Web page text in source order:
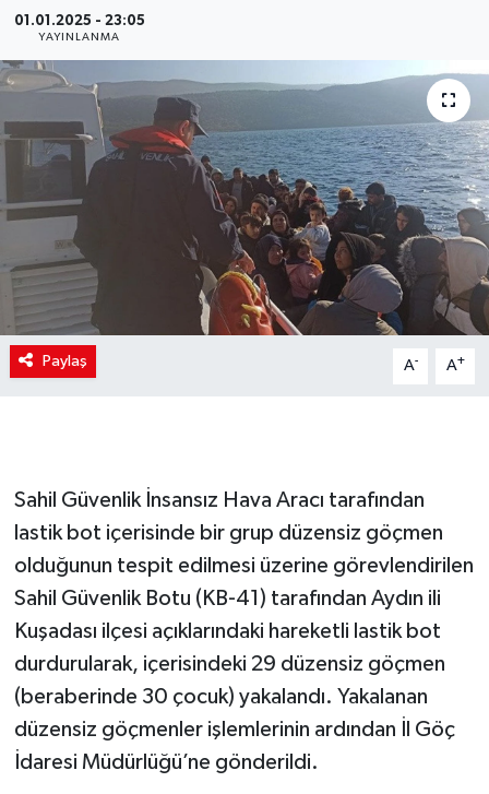
01.01.2025 - 23:05
YAYINLANMA
Paylaş A- A+
Sahil Güvenlik İnsansız Hava Aracı tarafından
lastik bot içerisinde bir grup düzensiz göçmen
olduğunun tespit edilmesi üzerine görevlendirilen
Sahil Güvenlik Botu (KB-41) tarafından Aydın ili
Kuşadası ilçesi açıklarındaki hareketli lastik bot
durdurularak, içerisindeki 29 düzensiz göçmen
(beraberinde 30 çocuk) yakalandı. Yakalanan
düzensiz göçmenler işlemlerinin ardından İl Göç
İdaresi Müdürlüğü’ne gönderildi.